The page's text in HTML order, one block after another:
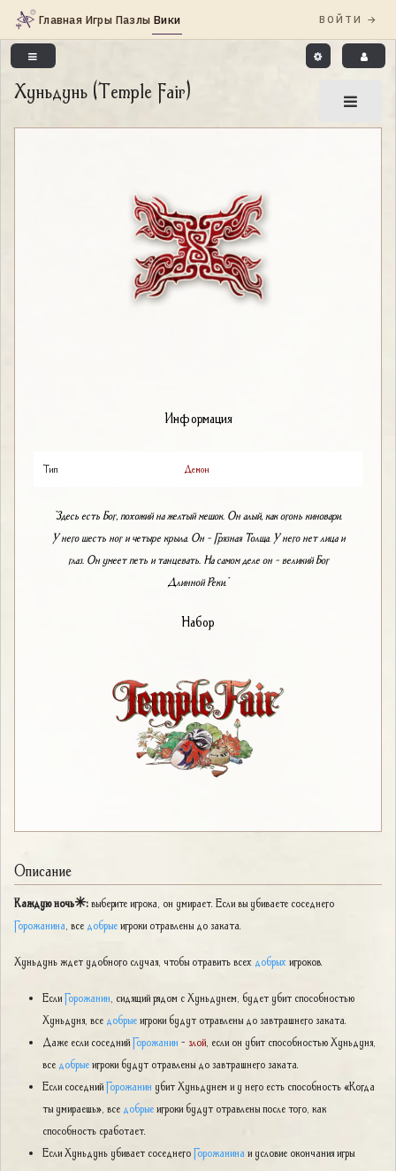
Хуньдунь (Temple Fair)
Информация
Тип Демон
"Здесь есть Бог, похожий на желтый мешок. Он алый, как огонь киновари.
У него шесть ног и четыре крыла. Он - Грязная Толща. У него нет лица и
глаз. Он умеет петь и танцевать. На самом деле он - великий Бог
Длинной Реки."
Набор
Описание
Каждую ночь✳:выберите игрока, он умирает. Если вы убиваете соседнего
Горожанина , все добрыеигроки отравлены до заката.
Хуньдунь ждет удобного случая, чтобы отравить всех добрыхигроков.
ЕслиГорожанин , сидящий рядом с Хуньдунем, будет убит способностью
Хуньдуня, все добрыеигроки будут отравлены до завтрашнего заката.
Даже если соседнийГорожанин - злой , если он убит способностью Хуньдуня,
все добрыеигроки будут отравлены до завтрашнего заката.
Если соседнийГорожанин убит Хуньдунем и у него есть способность «Когда
ты умираешь», все добрыеигроки будут отравлены после того, как
способность сработает.
Если Хуньдунь убивает соседнегоГорожанина и условие окончания игры